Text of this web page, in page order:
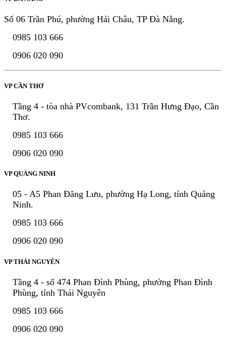
Số 06 Trần Phú, phường Hải Châu, TP Đà Nẵng.
0985 103 666
0906 020 090
VP CẦN THƠ
Tầng 4 - tòa nhà PVcombank, 131 Trần Hưng Đạo, Cần
Thơ.
0985 103 666
0906 020 090
VP QUẢNG NINH
05 - A5 Phan Đăng Lưu, phường Hạ Long, tỉnh Quảng
Ninh.
0985 103 666
0906 020 090
VP THÁI NGUYÊN
Tầng 4 - số 474 Phan Đình Phùng, phường Phan Đình
Phùng, tỉnh Thái Nguyên
0985 103 666
0906 020 090